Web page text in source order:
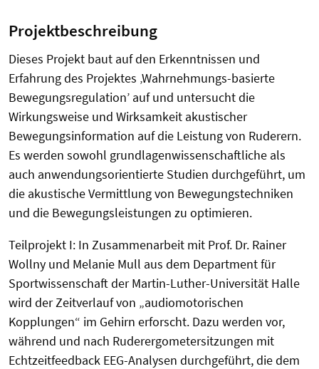
Projektbeschreibung
Dieses Projekt baut auf den Erkenntnissen und
Erfahrung des Projektes ‚Wahrnehmungs-basierte
Bewegungsregulation’ auf und untersucht die
Wirkungsweise und Wirksamkeit akustischer
Bewegungsinformation auf die Leistung von Ruderern.
Es werden sowohl grundlagenwissenschaftliche als
auch anwendungsorientierte Studien durchgeführt, um
die akustische Vermittlung von Bewegungstechniken
und die Bewegungsleistungen zu optimieren.
Teilprojekt I: In Zusammenarbeit mit Prof. Dr. Rainer
Wollny und Melanie Mull aus dem Department für
Sportwissenschaft der Martin-Luther-Universität Halle
wird der Zeitverlauf von „audiomotorischen
Kopplungen“ im Gehirn erforscht. Dazu werden vor,
während und nach Ruderergometersitzungen mit
Echtzeitfeedback EEG-Analysen durchgeführt, die dem